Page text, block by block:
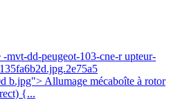
mvt-dd-peugeot-103-cne-r upteur-
b.jpg"> Allumage mécaboîte à rotor
{...